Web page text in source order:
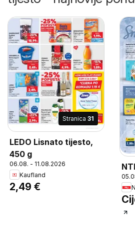
Stranica 31
LEDO Lisnato tijesto,
450 g
06.08. - 11.08.2026
Kaufland
2,49 €